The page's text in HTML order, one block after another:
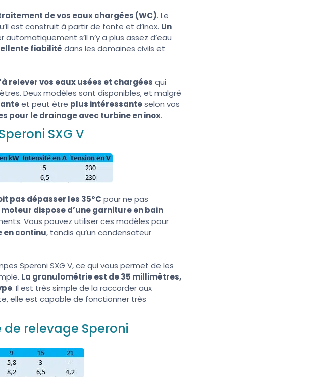
de vos eaux chargées (WC). Le
est construit à partir de fonte et d’inox. Un
automatiquement s’il n’y a plus assez d’eau
fiabilité dans les domaines civils et
relever vos eaux usées et chargées qui
Deux modèles sont disponibles, et malgré
et peut être plus intéressanteselon vos
pour le drainage avec turbine en inox.
SXG V
pas dépasser les 35°C pour ne pas
moteur dispose d’une garniture en bain
Vous pouvez utiliser ces modèles pour
en continu, tandis qu’un condensateur
Speroni SXG V, ce qui vous permet de les
La granulométrie est de 35 millimètres,
. Il est très simple de la raccorder aux
elle est capable de fonctionner très
relevage Speroni